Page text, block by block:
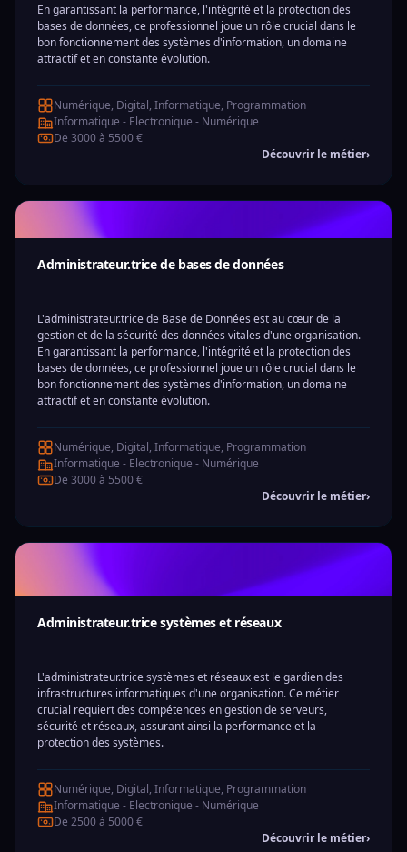
En garantissant la performance, l'intégrité et la protection des
bases de données, ce professionnel joue un rôle crucial dans le
bon fonctionnement des systèmes d'information, un domaine
attractif et en constante évolution.
Numérique, Digital, Informatique, Programmation
Informatique - Electronique - Numérique
De 3000 à 5500 €
Découvrir le métier›
Administrateur.trice de bases de données
L'administrateur.trice de Base de Données est au cœur de la
gestion et de la sécurité des données vitales d'une organisation.
En garantissant la performance, l'intégrité et la protection des
bases de données, ce professionnel joue un rôle crucial dans le
bon fonctionnement des systèmes d'information, un domaine
attractif et en constante évolution.
Numérique, Digital, Informatique, Programmation
Informatique - Electronique - Numérique
De 3000 à 5500 €
Découvrir le métier›
Administrateur.trice systèmes et réseaux
L'administrateur.trice systèmes et réseaux est le gardien des
infrastructures informatiques d'une organisation. Ce métier
crucial requiert des compétences en gestion de serveurs,
sécurité et réseaux, assurant ainsi la performance et la
protection des systèmes.
Numérique, Digital, Informatique, Programmation
Informatique - Electronique - Numérique
De 2500 à 5000 €
Découvrir le métier›